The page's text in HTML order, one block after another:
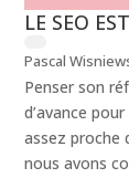
LE SEO
Pascal
Penser son
d’avance
assez proche
nous avons